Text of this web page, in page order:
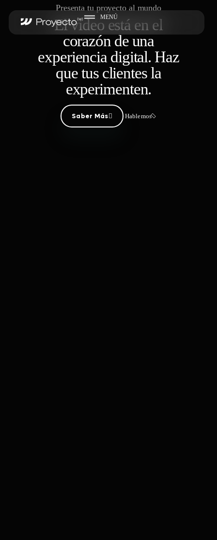
MENÚ
Presenta tu proyecto al mundo
El video está en el
corazón de una
experiencia digital. Haz
que tus clientes la
experimenten.
Saber Más Hablemos